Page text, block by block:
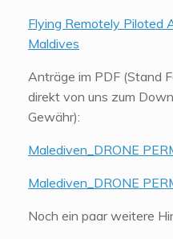
Flying Remotely Piloted
Maldives
Anträge im PDF (Stand
direkt von uns zum
Gewähr):
Malediven_DRONE
Malediven_DRONE
Noch ein paar weitere